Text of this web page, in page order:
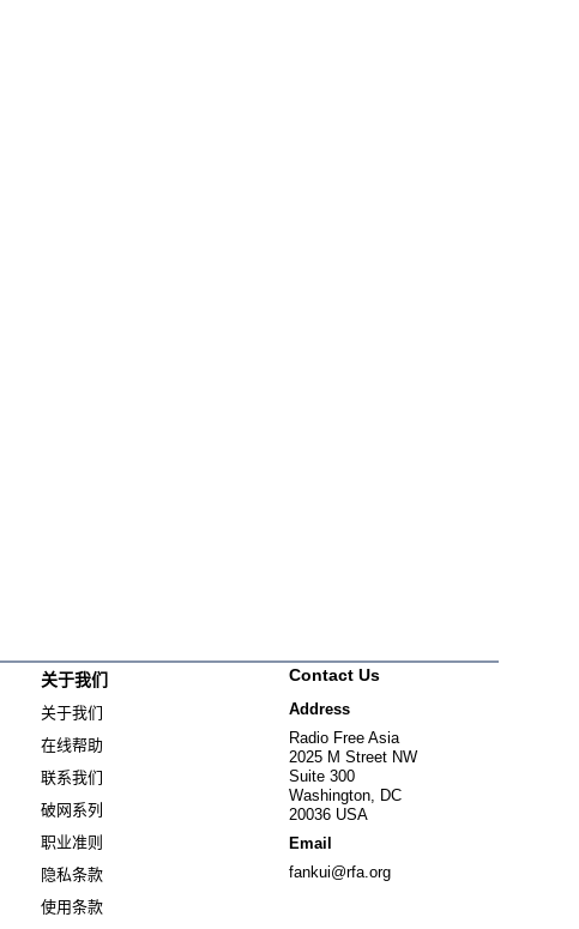
关于我们
关于我们
在线帮助
联系我们
破网系列
职业准则
隐私条款
使用条款
Contact Us
Address
Radio Free Asia
2025 M Street NW
Suite 300
Washington, DC
20036 USA
Email
fankui@rfa.org